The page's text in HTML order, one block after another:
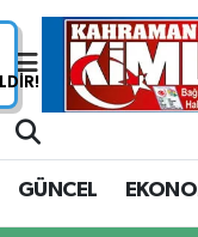
GÜNCEL
Nöbetçi